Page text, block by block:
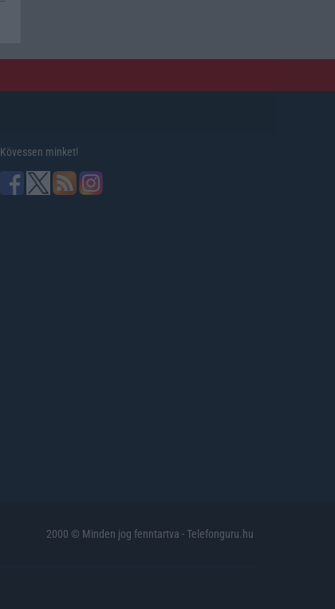
Kövessen minket!
2000 © Minden jog fenntartva - Telefonguru.hu